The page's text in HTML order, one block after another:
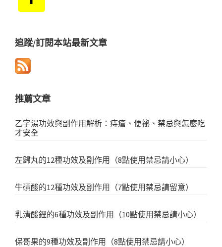
追蹤/訂閱本站最新文章
推薦文章
乙字湯功效與副作用解析：痔瘡、便祕、禁忌與怎麼吃
才安全
左歸丸的12種功效及副作用（8點使用禁忌請小心）
牛磺酸的12種功效及副作用（7點使用禁忌請留意）
乳清酸鋰的6種功效及副作用（10點使用禁忌請小心）
保哥果的9種功效及副作用（8點使用禁忌請小心）